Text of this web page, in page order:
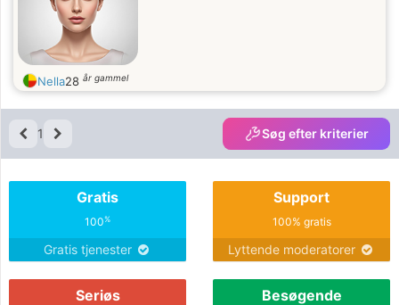
Nella28 år gammel
1 Søg efter kriterier
Gratis
100%
Gratis tjenester
Support
100% gratis
Lyttende moderatorer
Seriøs Besøgende